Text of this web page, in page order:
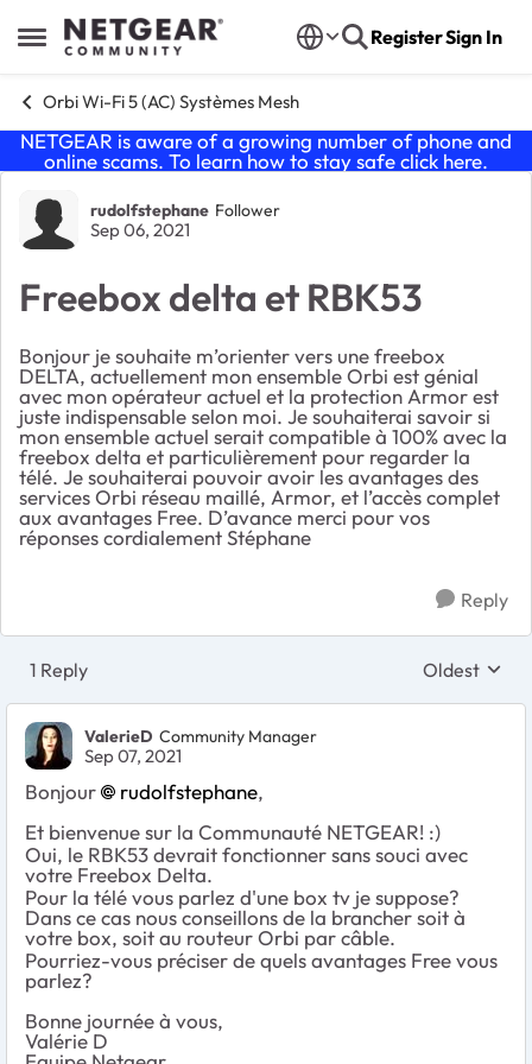
Open Side Menu
Skip to content RegisterSign In
Orbi Wi-Fi 5 (AC) Systèmes Mesh
NETGEAR is aware of a growing number of phone and
online scams. To learn how to stay safe click here.
Forum Discussion
rudolfstephane Follower
Sep 06, 2021
Freebox delta et RBK53
Bonjour je souhaite m’orienter vers une freebox
DELTA, actuellement mon ensemble Orbi est génial
avec mon opérateur actuel et la protection Armor est
juste indispensable selon moi. Je souhaiterai savoir si
mon ensemble actuel serait compatible à 100% avec la
freebox delta et particulièrement pour regarder la
télé. Je souhaiterai pouvoir avoir les avantages des
services Orbi réseau maillé, Armor, et l’accès complet
aux avantages Free. D’avance merci pour vos
réponses cordialement Stéphane
Reply
1 Reply Replies
Oldest
ValerieD Community Manager
Sep 07, 2021
Bonjour rudolfstephane,
Et bienvenue sur la Communauté NETGEAR! :)
Oui, le RBK53 devrait fonctionner sans souci avec
votre Freebox Delta.
Pour la télé vous parlez d'une box tv je suppose?
Dans ce cas nous conseillons de la brancher soit à
votre box, soit au routeur Orbi par câble.
Pourriez-vous préciser de quels avantages Free vous
parlez?
Bonne journée à vous,
Valérie D